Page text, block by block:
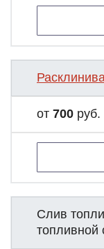
от 700 руб.
Слив
топливной